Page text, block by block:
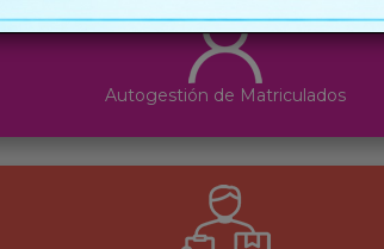
Autogestión de Matriculados